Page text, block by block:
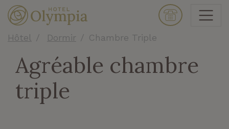
Hôtel Dormir Chambre Triple
Agréable chambre
triple